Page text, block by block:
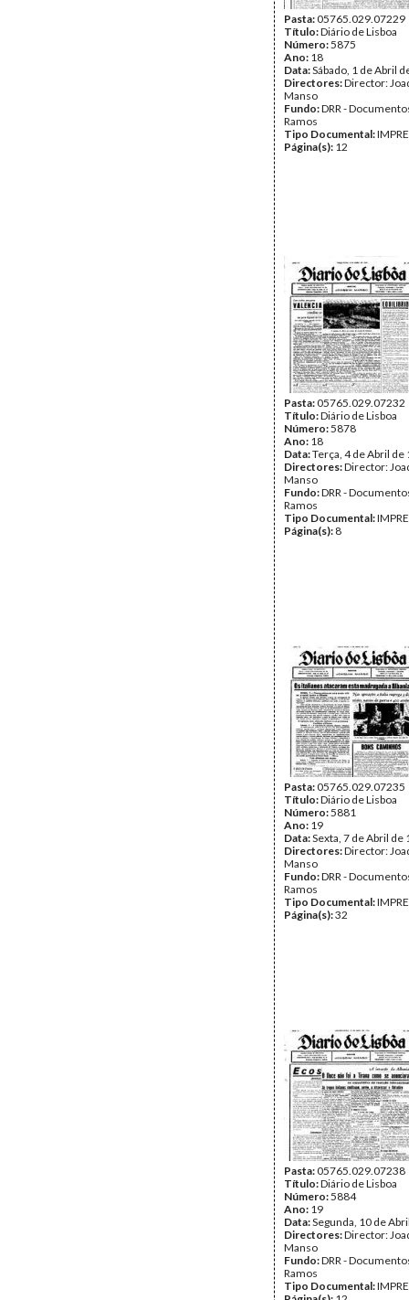
Pasta:05765.029.07229
Título:Diário de Lisboa
Número:5875
Ano: 18
Data:Sábado, 1 de Abril
Directores:Director:
Manso
Fundo:DRR -
Ramos
Tipo Documental:
Página(s): 12
Pasta:05765.029.07232
Título:Diário de Lisboa
Número:5878
Ano: 18
Data:Terça, 4 de Abril de
Directores:Director:
Manso
Fundo:DRR -
Ramos
Tipo Documental:
Página(s): 8
Pasta:05765.029.07235
Título:Diário de Lisboa
Número:5881
Ano: 19
Data:Sexta, 7 de Abril de
Directores:Director:
Manso
Fundo:DRR -
Ramos
Tipo Documental:
Página(s):32
Pasta:05765.029.07238
Título:Diário de Lisboa
Número:5884
Ano: 19
Data:Segunda, 10 de
Directores:Director:
Manso
Fundo:DRR -
Ramos
Tipo Documental: